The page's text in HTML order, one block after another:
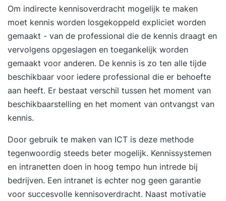
Om indirecte kennisoverdracht mogelijk te maken
moet kennis worden losgekoppeld expliciet worden
gemaakt - van de professional die de kennis draagt en
vervolgens opgeslagen en toegankelijk worden
gemaakt voor anderen. De kennis is zo ten alle tijde
beschikbaar voor iedere professional die er behoefte
aan heeft. Er bestaat verschil tussen het moment van
beschikbaarstelling en het moment van ontvangst van
kennis.
Door gebruik te maken van ICT is deze methode
tegenwoordig steeds beter mogelijk. Kennissystemen
en intranetten doen in hoog tempo hun intrede bij
bedrijven. Een intranet is echter nog geen garantie
voor succesvolle kennisoverdracht. Naast motivatie